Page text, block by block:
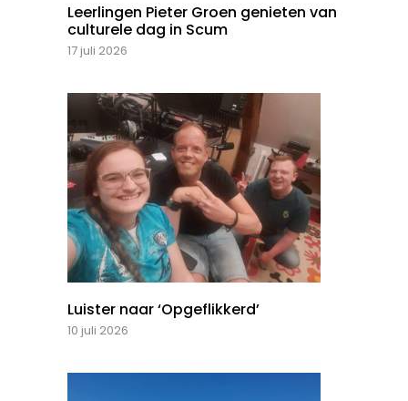
Leerlingen Pieter Groen genieten van
culturele dag in Scum
17 juli 2026
Luister naar ‘Opgeflikkerd’
10 juli 2026